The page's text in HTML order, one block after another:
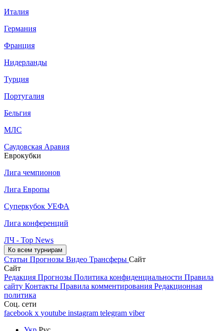
Италия
Германия
Франция
Нидерланды
Турция
Португалия
Бельгия
МЛС
Саудовская Аравия
Еврокубки
Лига чемпионов
Лига Европы
Суперкубок УЕФА
Лига конференций
ЛЧ - Top News
Ко всем турнирам
Статьи Прогнозы Видео Трансферы Сайт
Сайт
Редакция Прогнозы Политика конфиденциальности Правила
сайту Контакты Правила комментирования Редакционная
политика
Соц. сети
facebook x youtube instagram telegram viber